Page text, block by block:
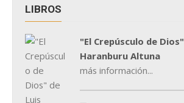
LIBROS
"El Crepúsculo de
Haranburu Altuna
más información...